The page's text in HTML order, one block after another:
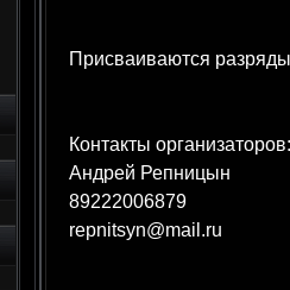
Присваиваются
Контакты организаторов:
Андрей Репницын
89222006879
repnitsyn@mail.ru